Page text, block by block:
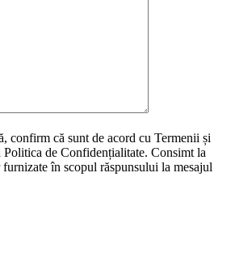
confirm că sunt de acord cu Termenii și
de Confidențialitate. Consimt la
în scopul răspunsului la mesajul